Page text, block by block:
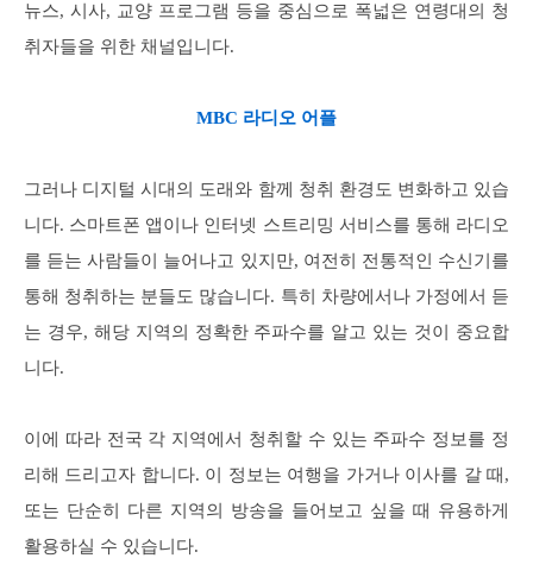
뉴스, 시사, 교양 프로그램 등을 중심으로 폭넓은 연령대의 청
취자들을 위한 채널입니다.
MBC 라디오 어플
그러나 디지털 시대의 도래와 함께 청취 환경도 변화하고 있습
니다. 스마트폰 앱이나 인터넷 스트리밍 서비스를 통해 라디오
를 듣는 사람들이 늘어나고 있지만, 여전히 전통적인 수신기를
통해 청취하는 분들도 많습니다. 특히 차량에서나 가정에서 듣
는 경우, 해당 지역의 정확한 주파수를 알고 있는 것이 중요합
니다.
이에 따라 전국 각 지역에서 청취할 수 있는 주파수 정보를 정
리해 드리고자 합니다. 이 정보는 여행을 가거나 이사를 갈 때,
또는 단순히 다른 지역의 방송을 들어보고 싶을 때 유용하게
활용하실 수 있습니다.